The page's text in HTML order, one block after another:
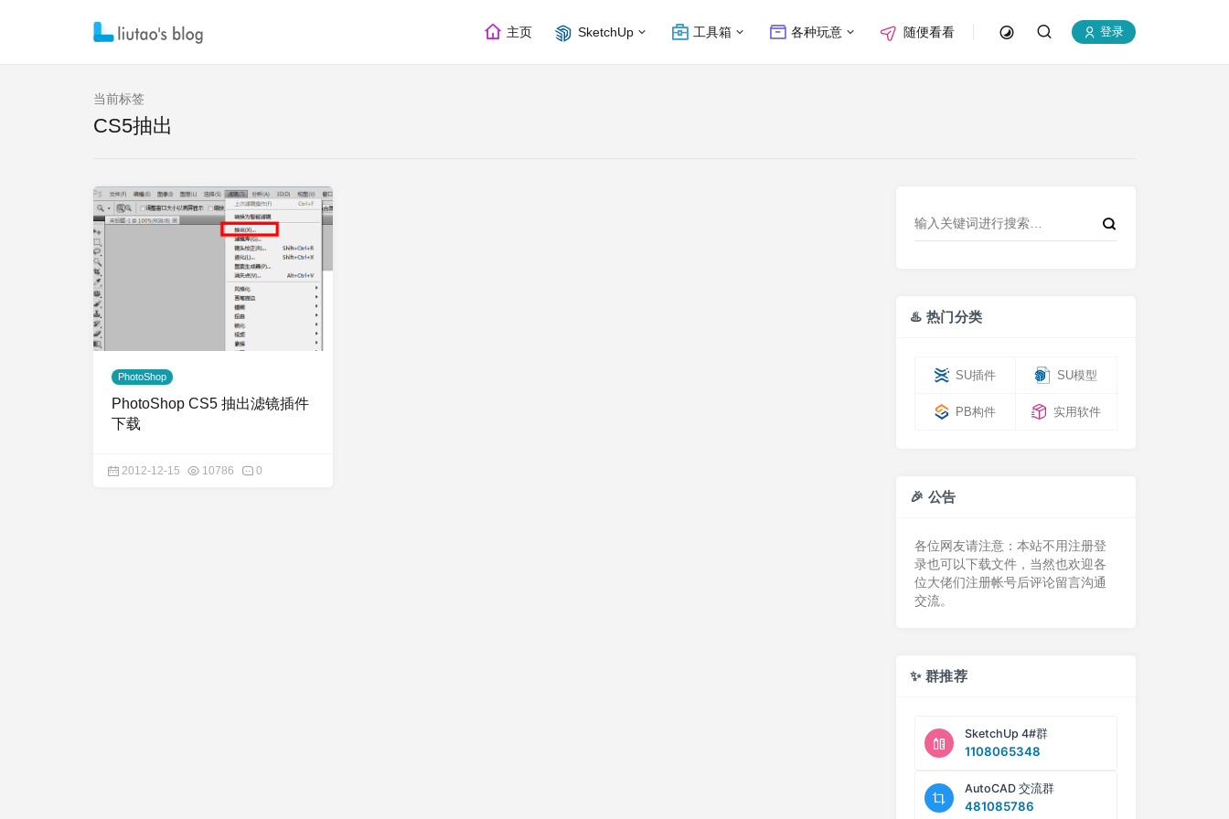
主页 SketchUp 工具箱 各种玩意 随便看看 登录
当前标签
CS5抽出
PhotoShop
PhotoShop CS5 抽出滤镜插件
下载
2012-12-15 10786 0
♨️ 热门分类
SU插件 SU模型
PB构件 实用软件
🎉 公告
各位网友请注意：本站不用注册登
录也可以下载文件，当然也欢迎各
位大佬们注册帐号后评论留言沟通
交流。
✨ 群推荐
SketchUp 4#群
1108065348
AutoCAD 交流群
481085786